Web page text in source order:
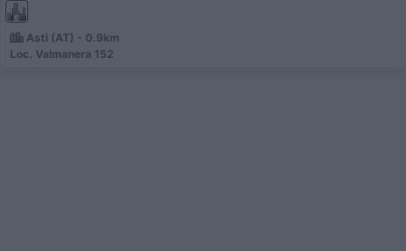
Asti (AT) - 0.9km
Loc. Valmanera 152